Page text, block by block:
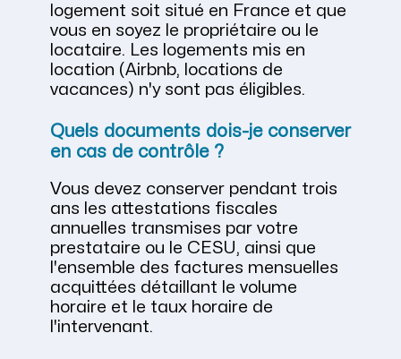
logement soit situé en France et que
vous en soyez le propriétaire ou le
locataire. Les logements mis en
location (Airbnb, locations de
vacances) n'y sont pas éligibles.
Quels documents dois-je conserver
en cas de contrôle ?
Vous devez conserver pendant trois
ans les attestations fiscales
annuelles transmises par votre
prestataire ou le CESU, ainsi que
l'ensemble des factures mensuelles
acquittées détaillant le volume
horaire et le taux horaire de
l'intervenant.